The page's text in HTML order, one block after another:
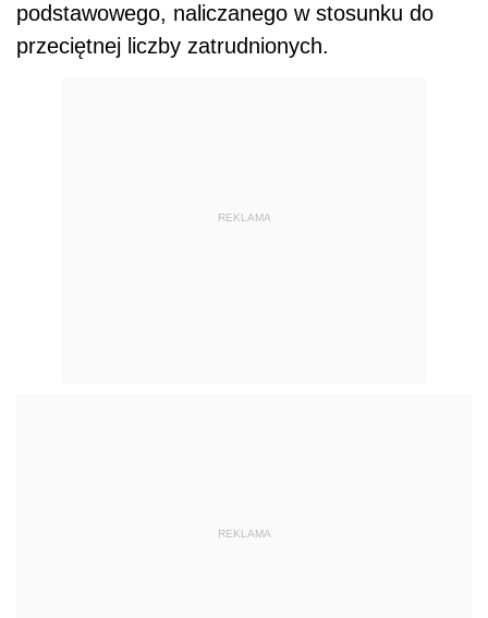
podstawowego, naliczanego w stosunku do
przeciętnej liczby zatrudnionych.
REKLAMA
REKLAMA